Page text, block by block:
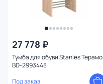
27 778 ₽
Тумба для обуви Stanles Терамо
BD-2993448
Под заказ